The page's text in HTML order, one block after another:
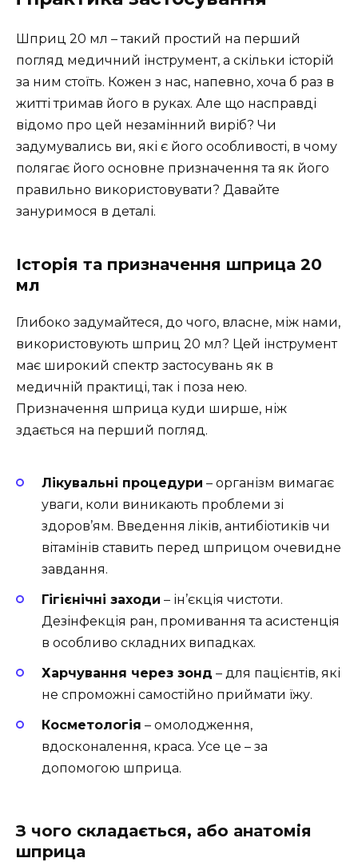
Шприц 20 мл – такий простий на перший
погляд медичний інструмент, а скільки історій
за ним стоїть. Кожен з нас, напевно, хоча б раз в
житті тримав його в руках. Але що насправді
відомо про цей незамінний виріб? Чи
задумувались ви, які є його особливості, в чому
полягає його основне призначення та як його
правильно використовувати? Давайте
зануримося в деталі.
Історія та призначення шприца 20
мл
Глибоко задумайтеся, до чого, власне, між нами,
використовують шприц 20 мл? Цей інструмент
має широкий спектр застосувань як в
медичній практиці, так і поза нею.
Призначення шприца куди ширше, ніж
здається на перший погляд.
Лікувальні процедури – організм вимагає
уваги, коли виникають проблеми зі
здоров’ям. Введення ліків, антибіотиків чи
вітамінів ставить перед шприцом очевидне
завдання.
Гігієнічні заходи – ін’єкція чистоти.
Дезінфекція ран, промивання та асистенція
в особливо складних випадках.
Харчування через зонд – для пацієнтів, які
не спроможні самостійно приймати їжу.
Косметологія – омолодження,
вдосконалення, краса. Усе це – за
допомогою шприца.
З чого складається, або анатомія
шприца